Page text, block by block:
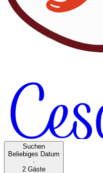
Suchen
Beliebiges Datum
·
2 Gäste